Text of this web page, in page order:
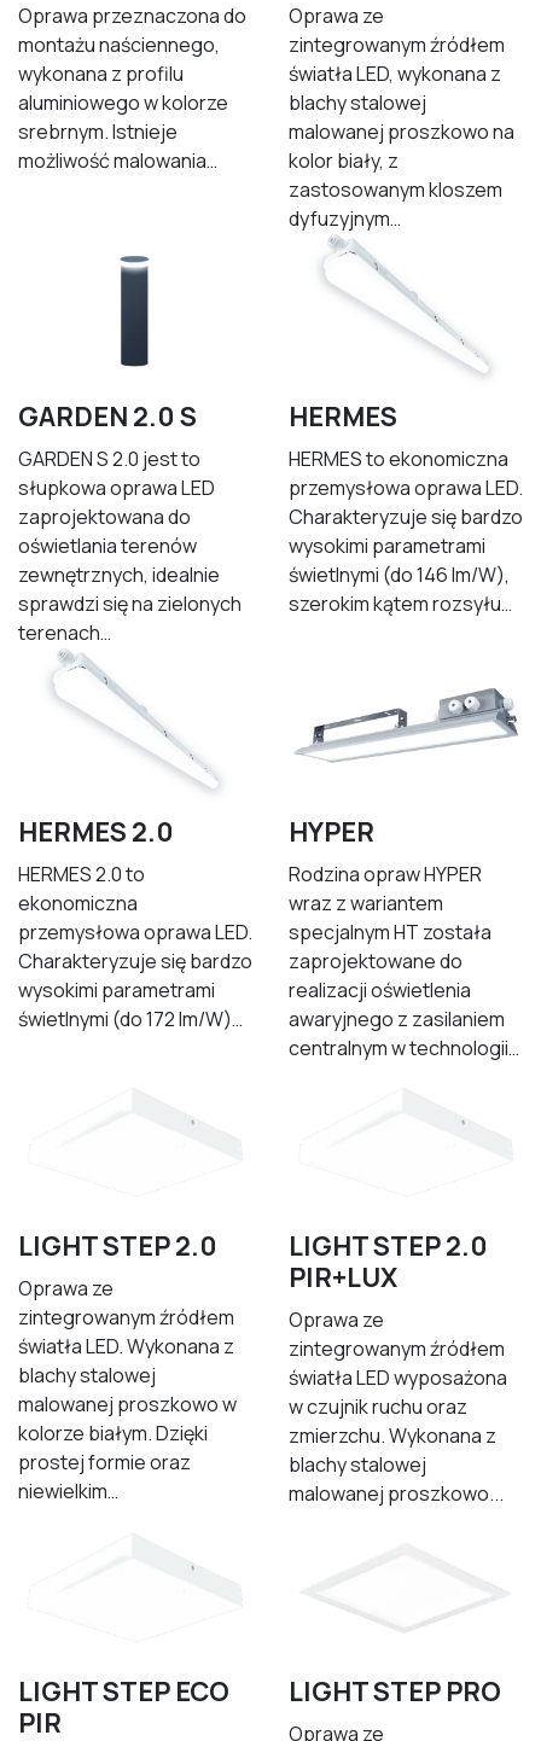
Oprawa przeznaczona do
montażu naściennego,
wykonana z profilu
aluminiowego w kolorze
srebrnym. Istnieje
możliwość malowania…
Oprawa ze
zintegrowanym źródłem
światła LED, wykonana z
blachy stalowej
malowanej proszkowo na
kolor biały, z
zastosowanym kloszem
dyfuzyjnym…
GARDEN 2.0 S
GARDEN S 2.0 jest to
słupkowa oprawa LED
zaprojektowana do
oświetlania terenów
zewnętrznych, idealnie
sprawdzi się na zielonych
terenach…
HERMES
HERMES to ekonomiczna
przemysłowa oprawa LED.
Charakteryzuje się bardzo
wysokimi parametrami
świetlnymi (do 146 lm/W),
szerokim kątem rozsyłu…
HERMES 2.0
HERMES 2.0 to
ekonomiczna
przemysłowa oprawa LED.
Charakteryzuje się bardzo
wysokimi parametrami
świetlnymi (do 172 lm/W)…
HYPER
Rodzina opraw HYPER
wraz z wariantem
specjalnym HT została
zaprojektowane do
realizacji oświetlenia
awaryjnego z zasilaniem
centralnym w technologii…
LIGHT STEP 2.0
Oprawa ze
zintegrowanym źródłem
światła LED. Wykonana z
blachy stalowej
malowanej proszkowo w
kolorze białym. Dzięki
prostej formie oraz
niewielkim…
LIGHT STEP 2.0
PIR+LUX
Oprawa ze
zintegrowanym źródłem
światła LED wyposażona
w czujnik ruchu oraz
zmierzchu. Wykonana z
blachy stalowej
malowanej proszkowo...
LIGHT STEP ECO
PIR
LIGHT STEP PRO
Oprawa ze